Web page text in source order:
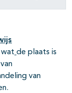
wat de plaats is
van